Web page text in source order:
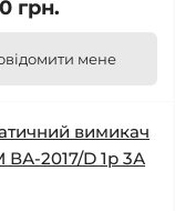
грн.
мене
вимикач
2017/D 1р 3А